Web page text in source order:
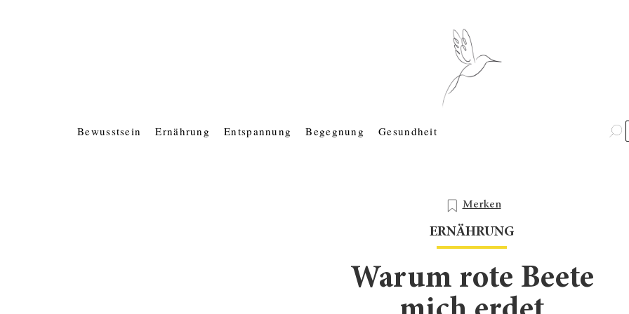
Bewusstsein Ernährung Entspannung Begegnung Gesundheit
Merken
ERNÄHRUNG
Warum rote Beete